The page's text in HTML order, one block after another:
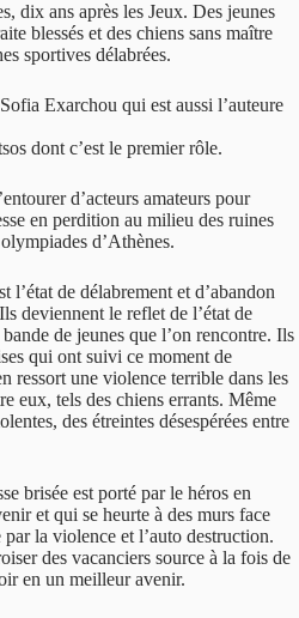
dix ans après les Jeux. Des jeunes
blessés et des chiens sans maître
sportives délabrées.
Exarchou qui est aussi l’auteure
dont c’est le premier rôle.
d’acteurs amateurs pour
en perdition au milieu des ruines
d’Athènes.
l’état de délabrement et d’abandon
deviennent le reflet de l’état de
de jeunes que l’on rencontre. Ils
qui ont suivi ce moment de
ressort une violence terrible dans les
eux, tels des chiens errants. Même
des étreintes désespérées entre
brisée est porté par le héros en
et qui se heurte à des murs face
la violence et l’auto destruction.
des vacanciers source à la fois de
en un meilleur avenir.